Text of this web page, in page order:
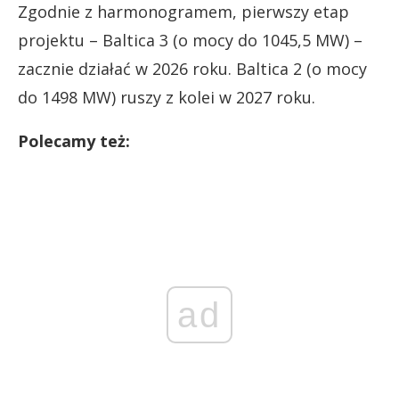
Zgodnie z harmonogramem, pierwszy etap
projektu – Baltica 3 (o mocy do 1045,5 MW) –
zacznie działać w 2026 roku. Baltica 2 (o mocy
do 1498 MW) ruszy z kolei w 2027 roku.
Polecamy też:
ad